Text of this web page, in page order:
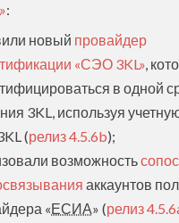
»:
новый провайдер
«СЭО 3KL»,
в одной
3KL, используя
(релиз 4.5.6b);
возможность
аккаунтов
«ЕСИА» (релиз